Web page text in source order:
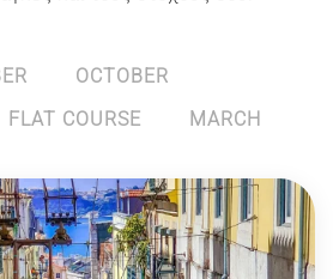
OCTOBER
FLAT COURSE MARCH